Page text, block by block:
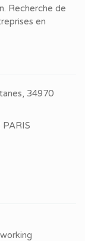
Recherche de
en
34970